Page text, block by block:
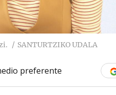
SANTURTZIKO UDALA
preferente